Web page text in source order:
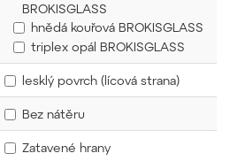
BROKISGLASS
hnědá kouřová BROKISGLASS
triplex opál BROKISGLASS
lesklý povrch (lícová strana)
Bez nátěru
Zatavené hrany